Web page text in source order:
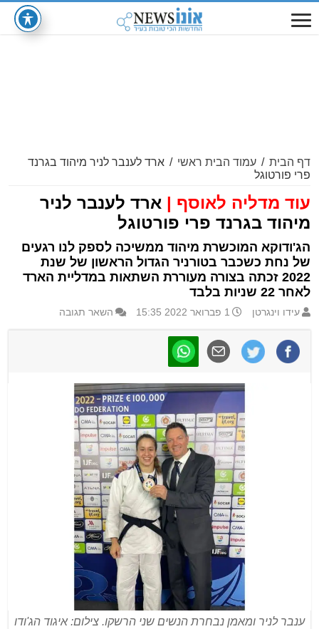
דף הבית / עמוד הבית ראשי / ארד לענבר לניר מיהוד בגרנד
פרי פורטוגל
עוד מדליה לאוסף |ארד לענבר לניר
מיהוד בגרנד פרי פורטוגל
הג'ודוקא המוכשרת מיהוד ממשיכה לספק לנו רגעים
של נחת כשכבר בטורניר הגדול הראשון של שנת
2022 זכתה בצורה מעוררת השתאות במדליית הארד
לאחר 22 שניות בלבד
עידו וינגרטן 1 פברואר 2022 15:35 השאר תגובה
ענבר לניר ומאמן נבחרת הנשים שני הרשקו. צילום: איגוד הג'ודו